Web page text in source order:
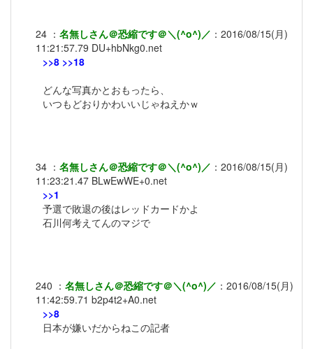
24 ： 名無しさん＠恐縮です＠＼(^o^)／ ： 2016/08/15(月)
11:21:57.79 DU+hbNkg0.net
>>8 >>18
どんな写真かとおもったら、
いつもどおりかわいいじゃねえかｗ
34 ： 名無しさん＠恐縮です＠＼(^o^)／ ： 2016/08/15(月)
11:23:21.47 BLwEwWE+0.net
>>1
予選で敗退の後はレッドカードかよ
石川何考えてんのマジで
240 ： 名無しさん＠恐縮です＠＼(^o^)／ ： 2016/08/15(月)
11:42:59.71 b2p4t2+A0.net
>>8
日本が嫌いだからねこの記者